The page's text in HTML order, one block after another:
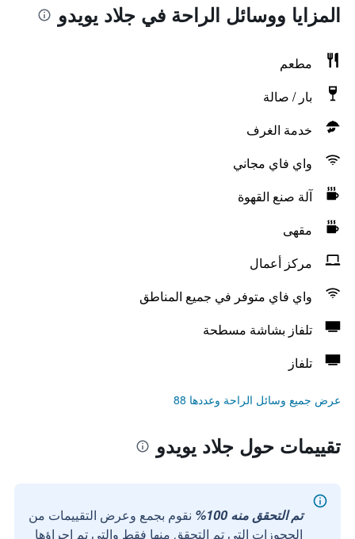
المزايا ووسائل الراحة في جلاد يويدو
مطعم
بار / صالة
خدمة الغرف
واي فاي مجاني
آلة صنع القهوة
مقهى
مركز أعمال
واي فاي متوفر في جميع المناطق
تلفاز بشاشة مسطحة
تلفاز
عرض جميع وسائل الراحة وعددها 88
تقييمات حول جلاد يويدو
تم التحقق منه 100%
نقوم بجمع وعرض التقييمات من
الحجوزات التي تم التحقق منها فقط والتي تم إجراؤها